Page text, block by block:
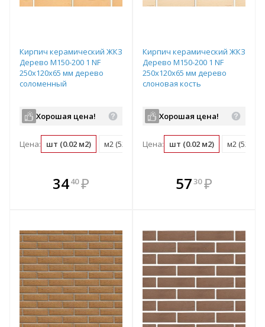
Кирпич керамический ЖКЗ
Дерево М150-200 1 NF
250х120х65 мм дерево
соломенный
Хорошая цена!
Цена: шт (0.02 м2) м2 (52 шт) поддон (480 шт)
3440 ₽
В комплекте
всегда выгоднее!
Кирпич керамический ЖКЗ
Дерево М150-200 1 NF
250х120х65 мм дерево
слоновая кость
Хорошая цена!
Цена: шт (0.02 м2) м2 (52 шт)
В комплекте
всегда выгоднее!
5730 ₽